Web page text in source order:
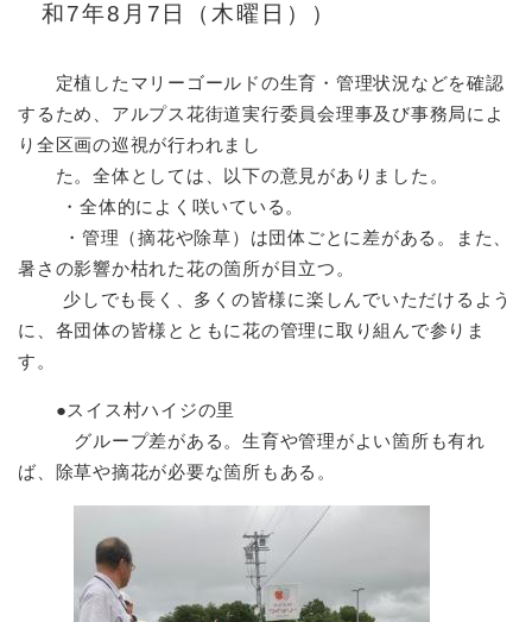
和7年8月7日（木曜日））
定植したマリーゴールドの生育・管理状況などを確認
するため、アルプス花街道実行委員会理事及び事務局によ
り全区画の巡視が行われまし
た。全体としては、以下の意見がありました。
・全体的によく咲いている。
・管理（摘花や除草）は団体ごとに差がある。また、
暑さの影響か枯れた花の箇所が目立つ。
少しでも長く、多くの皆様に楽しんでいただけるよう
に、各団体の皆様とともに花の管理に取り組んで参りま
す。
●スイス村ハイジの里
グループ差がある。生育や管理がよい箇所も有れ
ば、除草や摘花が必要な箇所もある。